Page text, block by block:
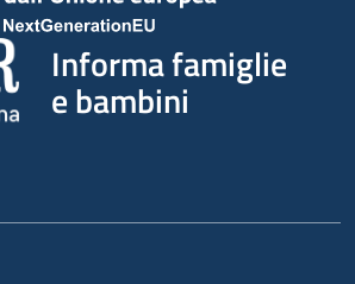
Informa famiglie
e bambini